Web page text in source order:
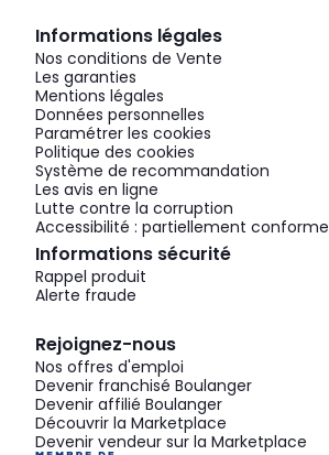
Informations légales
Nos conditions de Vente
Les garanties
Mentions légales
Données personnelles
Paramétrer les cookies
Politique des cookies
Système de recommandation
Les avis en ligne
Lutte contre la corruption
Accessibilité : partiellement conforme
Informations sécurité
Rappel produit
Alerte fraude
Rejoignez-nous
Nos offres d'emploi
Devenir franchisé Boulanger
Devenir affilié Boulanger
Découvrir la Marketplace
Devenir vendeur sur la Marketplace